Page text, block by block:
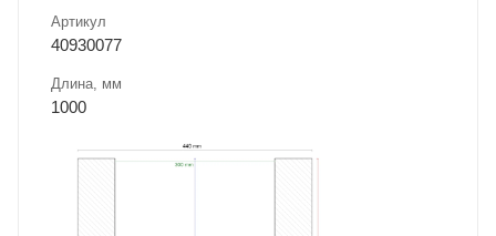
Артикул
40930077
Длина, мм
1000